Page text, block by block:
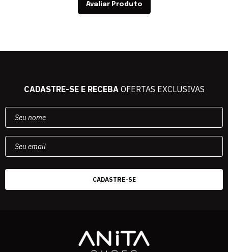
Avaliar Produto
CADASTRE-SE E RECEBAOFERTAS EXCLUSIVAS